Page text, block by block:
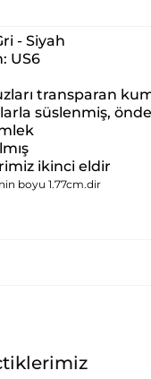
- Siyah
US6
transparan
süslenmiş,
ikinci eldir
boyu 1.77cm.dir